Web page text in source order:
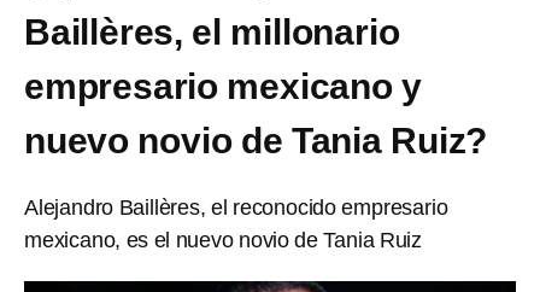
Baillères, el millonario
empresario mexicano y
nuevo novio de Tania Ruiz?
Alejandro Baillères, el reconocido empresario
mexicano, es el nuevo novio de Tania Ruiz